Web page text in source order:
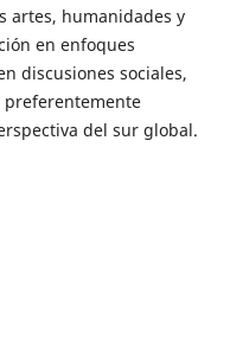
artes, humanidades y
en enfoques
discusiones sociales,
preferentemente
del sur global.